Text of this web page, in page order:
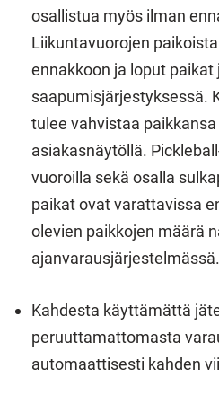
osallistua myös ilman
Liikuntavuorojen
ennakkoon ja loput paikat
saapumisjärjestyksessä.
tulee vahvistaa
asiakasnäytöllä.
vuoroilla sekä osalla
paikat ovat varattavissa
olevien paikkojen määrä
ajanvarausjärjestelmässä.
Kahdesta käyttämättä
peruuttamattomasta
automaattisesti kahden